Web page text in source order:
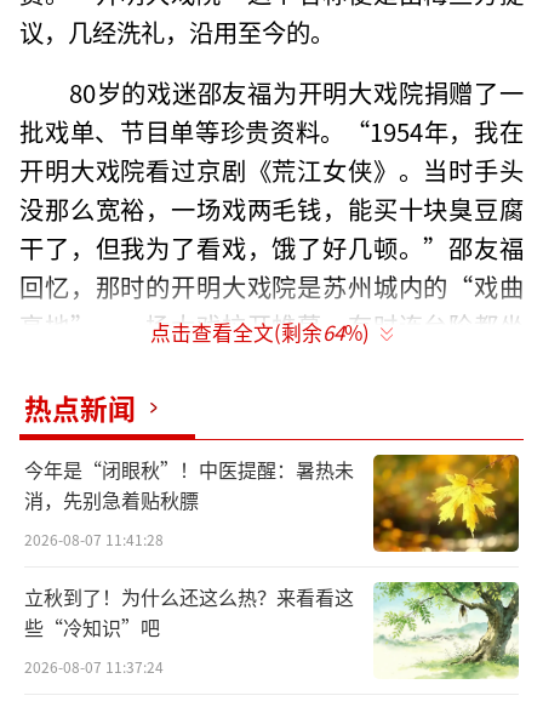
议，几经洗礼，沿用至今的。
80岁的戏迷邵友福为开明大戏院捐赠了一
批戏单、节目单等珍贵资料。“1954年，我在
开明大戏院看过京剧《荒江女侠》。当时手头
没那么宽裕，一场戏两毛钱，能买十块臭豆腐
干了，但我为了看戏，饿了好几顿。”邵友福
回忆，那时的开明大戏院是苏州城内的“戏曲
高地”，一场大戏拉开帷幕，有时连台阶都坐
随着时光流逝，大戏院基础设施破旧、演
出业态单一的问题凸显，与苏州众多新建的剧
院相比，显得有些落寞。2024年2月，开明大戏
院启动改造提升工作，项目按照“戏曲明珠——
姑苏记忆与体验”进行总体定位、风貌提升和
业态升级。
改造后的大戏院有何不同？
点击查看全文(剩余64%)
热点新闻
今年是“闭眼秋”！中医提醒：暑热未
消，先别急着贴秋膘
2026-08-07 11:41:28
立秋到了！为什么还这么热？来看看这
些“冷知识”吧
2026-08-07 11:37:24